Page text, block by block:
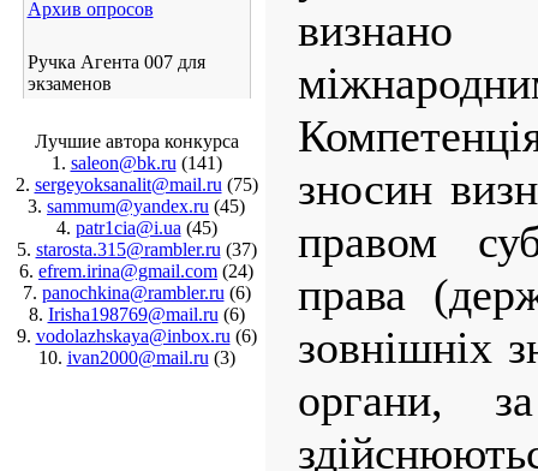
Архив опросов
Ручка Агента 007 для
экзаменов
Лучшие автора конкурса
1. saleon@bk.ru (141)
2. sergeyoksanalit@mail.ru (75)
3. sammum@yandex.ru (45)
4. patr1cia@i.ua (45)
5. starosta.315@rambler.ru (37)
6. efrem.irina@gmail.com (24)
7. panochkina@rambler.ru (6)
8. Irisha198769@mail.ru (6)
9. vodolazhskaya@inbox.ru (6)
10. ivan2000@mail.ru (3)
зносин
правом
права
зовнішніх
органи,